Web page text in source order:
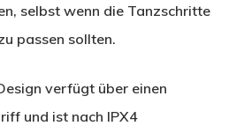
selbst wenn die Tanzschritte
passen sollten.
verfügt über einen
und ist nach IPX4